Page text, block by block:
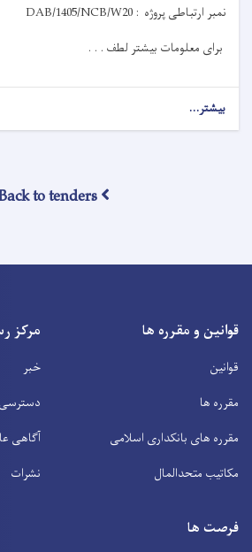
نمبر ارتباطی پروژه :
DAB/1405/NCB/W20
برای معلومات بیشتر لطف . . .
بیشتر...
to tenders
قوانین و مقرره ها
قوانین
مقرره ها
مقرره های بانکداری اسلامی
مکاتیب متحدالمال
مرکز
خبر
دسترسی
آگاهی
نشرات
فرصت ها